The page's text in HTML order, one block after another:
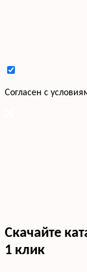
Cогласен с
Скачайте
1 клик